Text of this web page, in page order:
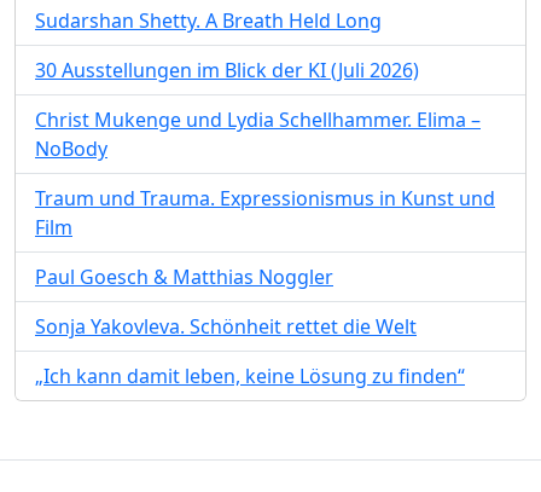
Sudarshan Shetty. A Breath Held Long
30 Ausstellungen im Blick der KI (Juli 2026)
Christ Mukenge und Lydia Schellhammer. Elima –
NoBody
Traum und Trauma. Expressionismus in Kunst und
Film
Paul Goesch & Matthias Noggler
Sonja Yakovleva. Schönheit rettet die Welt
„Ich kann damit leben, keine Lösung zu finden“